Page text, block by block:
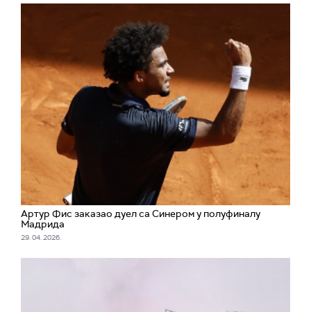
Артур Фис заказао дуел са Синером у полуфиналу
Мадрида
29. 04. 2026.